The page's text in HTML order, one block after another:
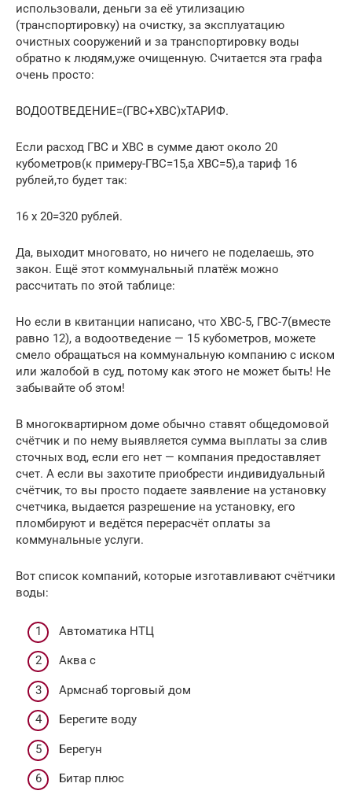
использовали, деньги за её утилизацию
(транспортировку) на очистку, за эксплуатацию
очистных сооружений и за транспортировку воды
обратно к людям,уже очищенную. Считается эта графа
очень просто:
ВОДООТВЕДЕНИЕ=(ГВС+ХВС)хТАРИФ.
Если расход ГВС и ХВС в сумме дают около 20
кубометров(к примеру-ГВС=15,а ХВС=5),а тариф 16
рублей,то будет так:
16 х 20=320 рублей.
Да, выходит многовато, но ничего не поделаешь, это
закон. Ещё этот коммунальный платёж можно
рассчитать по этой таблице:
Но если в квитанции написано, что ХВС-5, ГВС-7(вместе
равно 12), а водоотведение — 15 кубометров, можете
смело обращаться на коммунальную компанию с иском
или жалобой в суд, потому как этого не может быть! Не
забывайте об этом!
В многоквартирном доме обычно ставят общедомовой
счётчик и по нему выявляется сумма выплаты за слив
сточных вод, если его нет — компания предоставляет
счет. А если вы захотите приобрести индивидуальный
счётчик, то вы просто подаете заявление на установку
счетчика, выдается разрешение на установку, его
пломбируют и ведётся перерасчёт оплаты за
коммунальные услуги.
Вот список компаний, которые изготавливают счётчики
воды:
Автоматика НТЦ
Аква c
Армснаб торговый дом
Берегите воду
Берегун
Битар плюс